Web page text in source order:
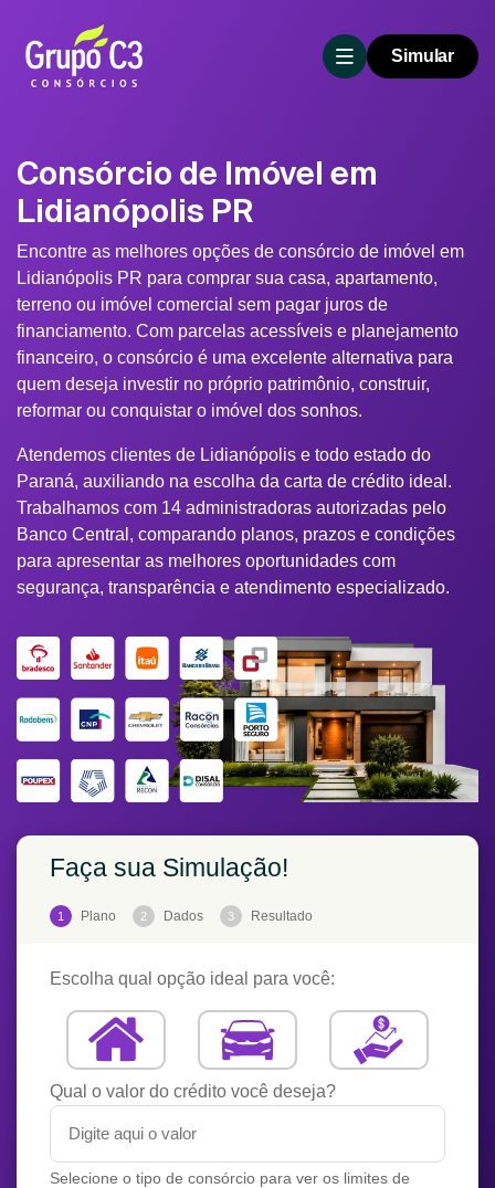
Simular
Consórcio de Imóvel em
Lidianópolis PR
Encontre as melhores opções de consórcio de imóvel em
Lidianópolis PR para comprar sua casa, apartamento,
terreno ou imóvel comercial sem pagar juros de
financiamento. Com parcelas acessíveis e planejamento
financeiro, o consórcio é uma excelente alternativa para
quem deseja investir no próprio patrimônio, construir,
reformar ou conquistar o imóvel dos sonhos.
Atendemos clientes de Lidianópolis e todo estado do
Paraná, auxiliando na escolha da carta de crédito ideal.
Trabalhamos com 14 administradoras autorizadas pelo
Banco Central, comparando planos, prazos e condições
para apresentar as melhores oportunidades com
segurança, transparência e atendimento especializado.
Faça sua Simulação!
1 Plano 2 Dados 3 Resultado
Escolha qual opção ideal para você:
Qual o valor do crédito você deseja?
Selecione o tipo de consórcio para ver os limites de